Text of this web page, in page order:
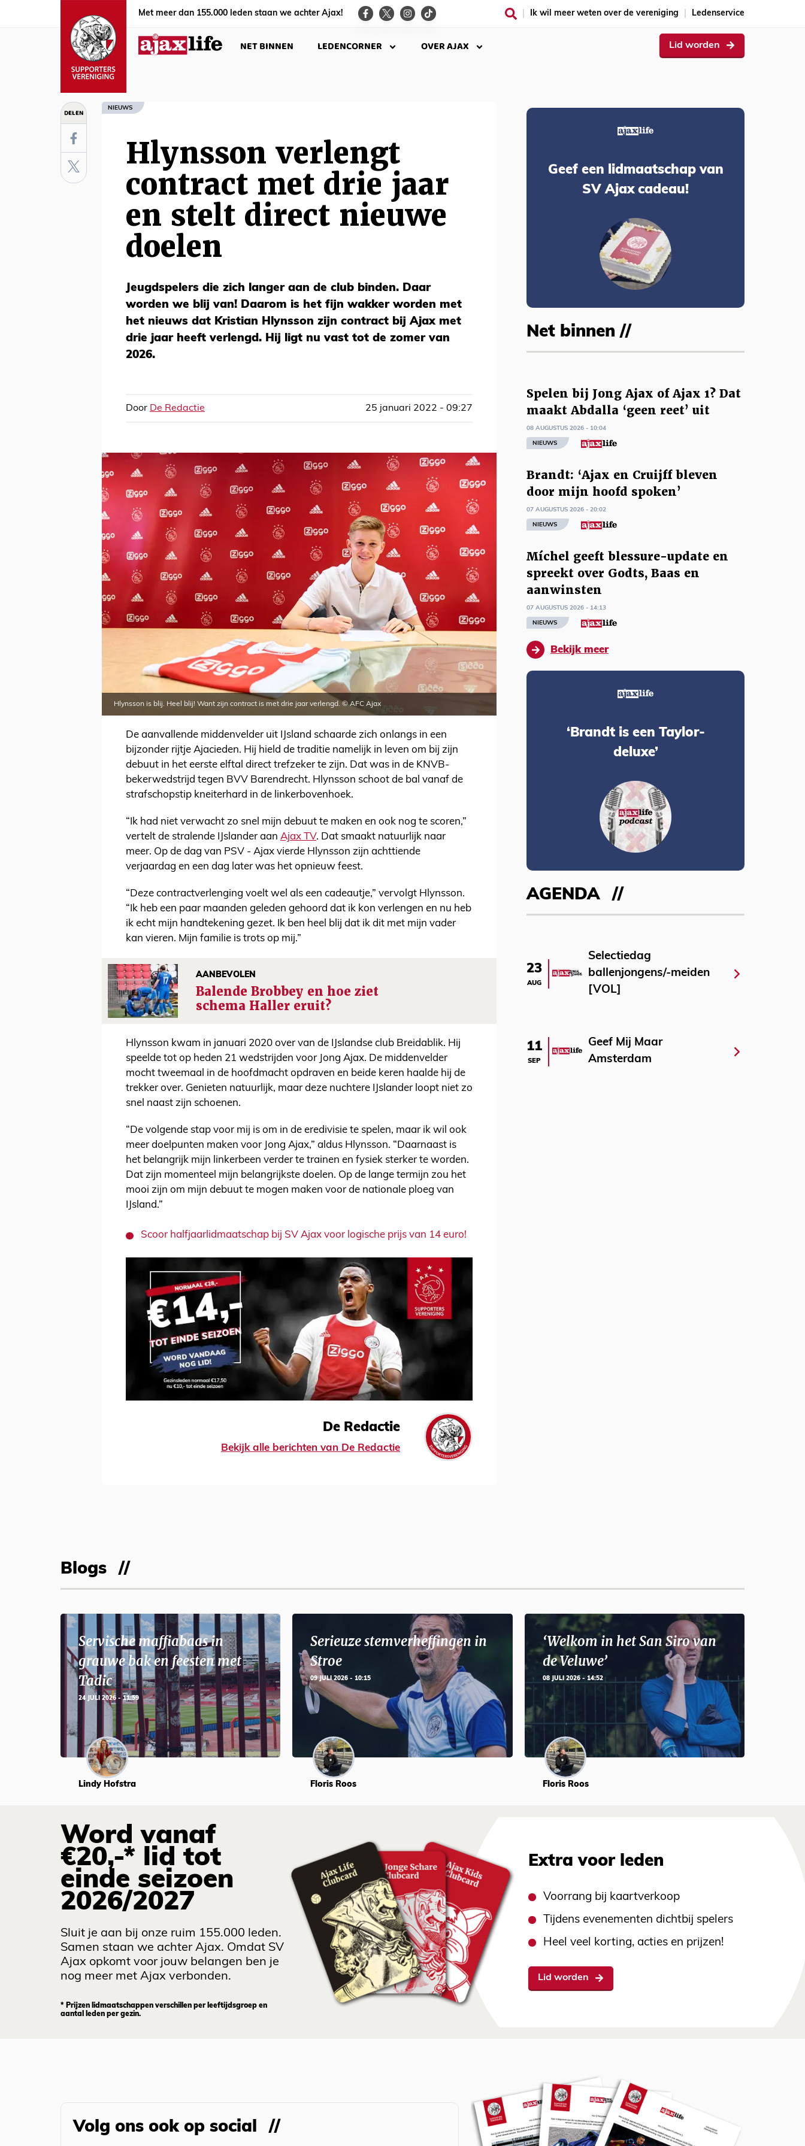
Met meer dan 155.000 leden staan we achter Ajax! Ik wil meer weten over de vereniging Ledenservice
NET BINNEN LEDENCORNER OVER AJAX Lid worden
DELEN NIEUWS
Hlynsson verlengt
contract met drie jaar
en stelt direct nieuwe
doelen
Jeugdspelers die zich langer aan de club binden. Daar
worden we blij van! Daarom is het fijn wakker worden met
het nieuws dat Kristian Hlynsson zijn contract bij Ajax met
drie jaar heeft verlengd. Hij ligt nu vast tot de zomer van
2026.
Door De Redactie 25 januari 2022 - 09:27
Hlynsson is blij. Heel blij! Want zijn contract is met drie jaar verlengd. © AFC Ajax
De aanvallende middenvelder uit IJsland schaarde zich onlangs in een
bijzonder rijtje Ajacieden. Hij hield de traditie namelijk in leven om bij zijn
debuut in het eerste elftal direct trefzeker te zijn. Dat was in de KNVB-
bekerwedstrijd tegen BVV Barendrecht. Hlynsson schoot de bal vanaf de
strafschopstip kneiterhard in de linkerbovenhoek.
“Ik had niet verwacht zo snel mijn debuut te maken en ook nog te scoren,”
vertelt de stralende IJslander aan Ajax TV. Dat smaakt natuurlijk naar
meer. Op de dag van PSV - Ajax vierde Hlynsson zijn achttiende
verjaardag en een dag later was het opnieuw feest.
“Deze contractverlenging voelt wel als een cadeautje,” vervolgt Hlynsson.
“Ik heb een paar maanden geleden gehoord dat ik kon verlengen en nu heb
ik echt mijn handtekening gezet. Ik ben heel blij dat ik dit met mijn vader
kan vieren. Mijn familie is trots op mij.”
AANBEVOLEN
Balende Brobbey en hoe ziet
schema Haller eruit?
Hlynsson kwam in januari 2020 over van de IJslandse club Breidablik. Hij
speelde tot op heden 21 wedstrijden voor Jong Ajax. De middenvelder
mocht tweemaal in de hoofdmacht opdraven en beide keren haalde hij de
trekker over. Genieten natuurlijk, maar deze nuchtere IJslander loopt niet zo
snel naast zijn schoenen.
“De volgende stap voor mij is om in de eredivisie te spelen, maar ik wil ook
meer doelpunten maken voor Jong Ajax,” aldus Hlynsson. “Daarnaast is
het belangrijk mijn linkerbeen verder te trainen en fysiek sterker te worden.
Dat zijn momenteel mijn belangrijkste doelen. Op de lange termijn zou het
mooi zijn om mijn debuut te mogen maken voor de nationale ploeg van
IJsland.”
Scoor halfjaarlidmaatschap bij SV Ajax voor logische prijs van 14 euro!
De Redactie
Bekijk alle berichten van De Redactie
Geef een lidmaatschap van
SV Ajax cadeau!
Net binnen //
Spelen bij Jong Ajax of Ajax 1? Dat
maakt Abdalla ‘geen reet’ uit
08 AUGUSTUS 2026 - 10:04
NIEUWS
Brandt: ‘Ajax en Cruijff bleven
door mijn hoofd spoken’
07 AUGUSTUS 2026 - 20:02
NIEUWS
Míchel geeft blessure-update en
spreekt over Godts, Baas en
aanwinsten
07 AUGUSTUS 2026 - 14:13
NIEUWS
Bekijk meer
‘Brandt is een Taylor-
deluxe’
AGENDA
23
AUG
Selectiedag
ballenjongens/-meiden
[VOL]
11
SEP
Geef Mij Maar
Amsterdam
Blogs
Servische maffiabaas in
grauwe bak en feesten met
Tadic
24 JULI 2026 - 11:59
Lindy Hofstra
Serieuze stemverheffingen in
Stroe
09 JULI 2026 - 10:15
Floris Roos
‘Welkom in het San Siro van
de Veluwe’
08 JULI 2026 - 14:52
Floris Roos
Word vanaf
€20,-* lid tot
einde seizoen
2026/2027
Sluit je aan bij onze ruim 155.000 leden.
Samen staan we achter Ajax. Omdat SV
Ajax opkomt voor jouw belangen ben je
nog meer met Ajax verbonden.
* Prijzen lidmaatschappen verschillen per leeftijdsgroep en
aantal leden per gezin.
Extra voor leden
Voorrang bij kaartverkoop
Tijdens evenementen dichtbij spelers
Heel veel korting, acties en prijzen!
Lid worden
Volg ons ook op social